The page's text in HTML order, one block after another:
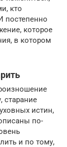
кто
постепенно
которое
в котором
старание
истин,
по-
и по тому,